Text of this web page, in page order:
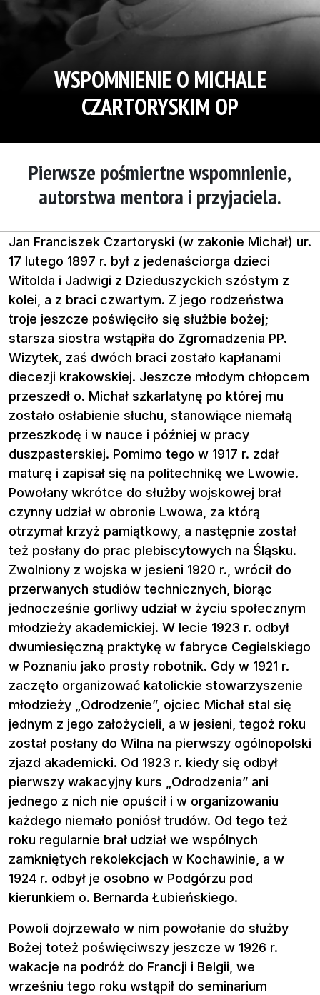
WSPOMNIENIE O MICHALE
CZARTORYSKIM OP
Pierwsze pośmiertne wspomnienie,
autorstwa mentora i przyjaciela.
Jan Franciszek Czartoryski (w zakonie Michał) ur.
17 lutego 1897 r. był z jedenaściorga dzieci
Witolda i Jadwigi z Dzieduszyckich szóstym z
kolei, a z braci czwartym. Z jego rodzeństwa
troje jeszcze poświęciło się służbie bożej;
starsza siostra wstąpiła do Zgromadzenia PP.
Wizytek, zaś dwóch braci zostało kapłanami
diecezji krakowskiej. Jeszcze młodym chłopcem
przeszedł o. Michał szkarlatynę po której mu
zostało osłabienie słuchu, stanowiące niemałą
przeszkodę i w nauce i później w pracy
duszpasterskiej. Pomimo tego w 1917 r. zdał
maturę i zapisał się na politechnikę we Lwowie.
Powołany wkrótce do służby wojskowej brał
czynny udział w obronie Lwowa, za którą
otrzymał krzyż pamiątkowy, a następnie został
też posłany do prac plebiscytowych na Śląsku.
Zwolniony z wojska w jesieni 1920 r., wrócił do
przerwanych studiów technicznych, biorąc
jednocześnie gorliwy udział w życiu społecznym
młodzieży akademickiej. W lecie 1923 r. odbył
dwumiesięczną praktykę w fabryce Cegielskiego
w Poznaniu jako prosty robotnik. Gdy w 1921 r.
zaczęto organizować katolickie stowarzyszenie
młodzieży „Odrodzenie”, ojciec Michał stal się
jednym z jego założycieli, a w jesieni, tegoż roku
został posłany do Wilna na pierwszy ogólnopolski
zjazd akademicki. Od 1923 r. kiedy się odbył
pierwszy wakacyjny kurs „Odrodzenia” ani
jednego z nich nie opuścił i w organizowaniu
każdego niemało poniósł trudów. Od tego też
roku regularnie brał udział we wspólnych
zamkniętych rekolekcjach w Kochawinie, a w
1924 r. odbył je osobno w Podgórzu pod
kierunkiem o. Bernarda Łubieńskiego.
Powoli dojrzewało w nim powołanie do służby
Bożej toteż poświęciwszy jeszcze w 1926 r.
wakacje na podróż do Francji i Belgii, we
wrześniu tego roku wstąpił do seminarium